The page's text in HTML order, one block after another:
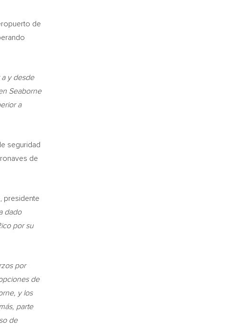
de
a y desde
Seaborne
a
seguridad
de
presidente
dado
por su
por
de
y los
parte
de